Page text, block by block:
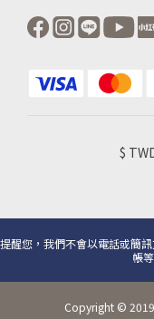
$
提醒您，我們不會以電話或簡
帳
Copyright ©